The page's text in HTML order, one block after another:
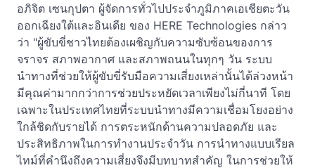
อภิจิต เซนกุปตา ผู้จัดการทั่วไปประจำภูมิภาคเอเชียตะวัน
ออกเฉียงใต้และอินเดีย ของ HERE Technologies กล่าว
ว่า "ผู้ขับขี่ชาวไทยต้องเผชิญกับความซับซ้อนของการ
จราจร สภาพอากาศ และสภาพถนนในทุกๆ วัน ระบบ
นำทางที่ช่วยให้ผู้ขับขี่รับมือความเสี่ยงเหล่านั้นได้ล่วงหน้า
มีคุณค่ามากกว่าการช่วยประหยัดเวลาเพียงไม่กี่นาที โดย
เฉพาะในประเทศไทยที่ระบบนำทางมีความเชื่อมโยงอย่าง
ใกล้ชิดกับรายได้ การตระหนักด้านความปลอดภัย และ
ประสิทธิภาพในการทำงานประจำวัน การนำทางแบบเรียล
ไทม์ที่คำนึงถึงความเสี่ยงจึงมีบทบาทสำคัญ ในการช่วยให้